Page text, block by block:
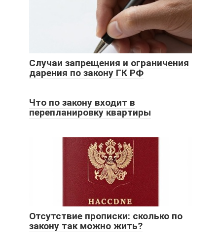
Случаи запрещения и ограничения
дарения по закону ГК РФ
Что по закону входит в
перепланировку квартиры
Отсутствие прописки: сколько по
закону так можно жить?